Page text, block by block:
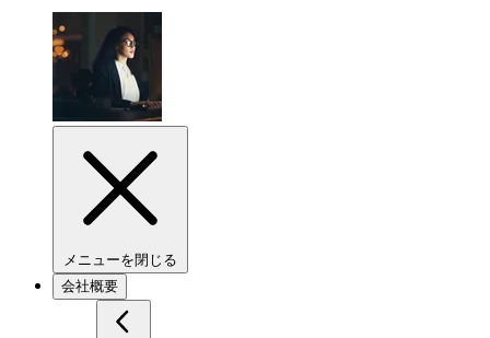
メニューを閉じる
会社概要